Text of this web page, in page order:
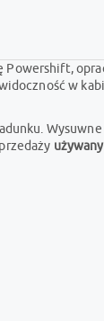
Powershift,
w
używany